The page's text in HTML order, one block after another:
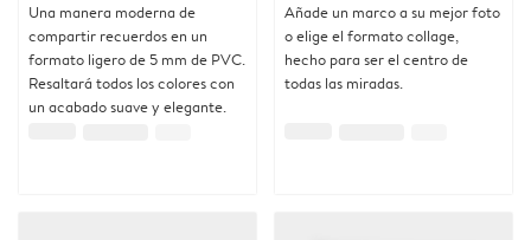
Una manera moderna de
compartir recuerdos en un
formato ligero de 5 mm de PVC.
Resaltará todos los colores con
un acabado suave y elegante.
Añade un marco a su mejor foto
o elige el formato collage,
hecho para ser el centro de
todas las miradas.